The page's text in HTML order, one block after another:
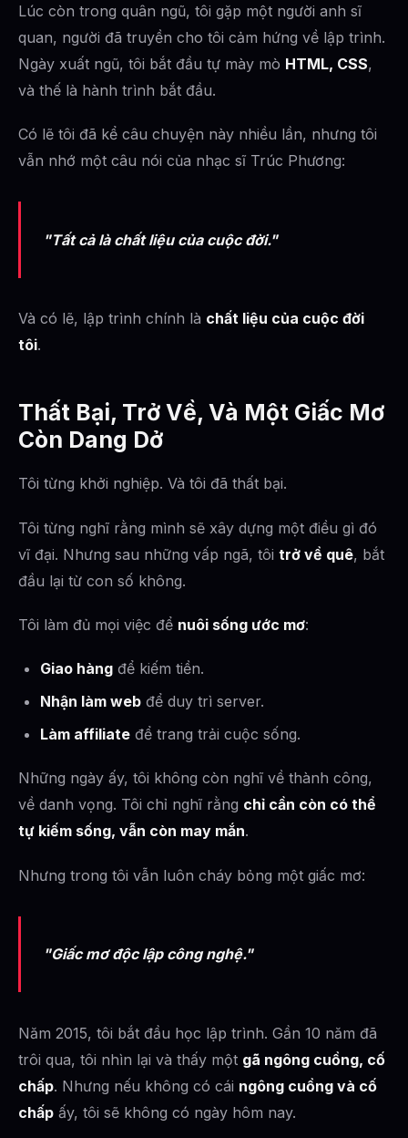
Lúc còn trong quân ngũ, tôi gặp một người anh sĩ
quan, người đã truyền cho tôi cảm hứng về lập trình.
Ngày xuất ngũ, tôi bắt đầu tự mày mò HTML, CSS,
và thế là hành trình bắt đầu.
Có lẽ tôi đã kể câu chuyện này nhiều lần, nhưng tôi
vẫn nhớ một câu nói của nhạc sĩ Trúc Phương:
"Tất cả là chất liệu của cuộc đời."
Và có lẽ, lập trình chính là chất liệu của cuộc đời
tôi.
Thất Bại, Trở Về, Và Một Giấc Mơ
Còn Dang Dở
Tôi từng khởi nghiệp. Và tôi đã thất bại.
Tôi từng nghĩ rằng mình sẽ xây dựng một điều gì đó
vĩ đại. Nhưng sau những vấp ngã, tôi trở về quê, bắt
đầu lại từ con số không.
Tôi làm đủ mọi việc để nuôi sống ước mơ:
Giao hàng để kiếm tiền.
Nhận làm web để duy trì server.
Làm affiliate để trang trải cuộc sống.
Những ngày ấy, tôi không còn nghĩ về thành công,
về danh vọng. Tôi chỉ nghĩ rằng chỉ cần còn có thể
tự kiếm sống, vẫn còn may mắn.
Nhưng trong tôi vẫn luôn cháy bỏng một giấc mơ:
"Giấc mơ độc lập công nghệ."
Năm 2015, tôi bắt đầu học lập trình. Gần 10 năm đã
trôi qua, tôi nhìn lại và thấy một gã ngông cuồng, cố
chấp. Nhưng nếu không có cái ngông cuồng và cố
chấp ấy, tôi sẽ không có ngày hôm nay.